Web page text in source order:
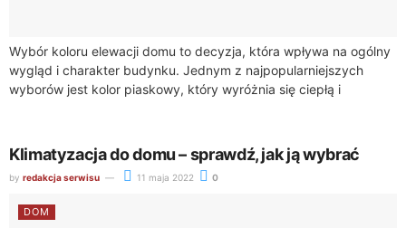
Wybór koloru elewacji domu to decyzja, która wpływa na ogólny
wygląd i charakter budynku. Jednym z najpopularniejszych
wyborów jest kolor piaskowy, który wyróżnia się ciepłą i
Klimatyzacja do domu – sprawdź, jak ją wybrać
by redakcja serwisu 11 maja 2022 0
DOM